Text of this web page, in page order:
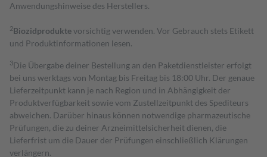
Anwendungshinweise des Herstellers.
2Biozidproduktevorsichtig verwenden. Vor Gebrauch stets Etikett
und Produktinformationen lesen.
3Die Übergabe deiner Bestellung an den Paketdienstleister erfolgt
bei uns werktags von Montag bis Freitag bis 18:00 Uhr. Der genaue
Lieferzeitpunkt kann je nach Region und in Abhängigkeit der
Produktverfügbarkeit sowie vom Zustellzeitpunkt des Spediteurs
abweichen. Darüber hinaus können notwendige pharmazeutische
Prüfungen, die zu deiner Arzneimittelsicherheit dienen, die
Lieferfrist um die Dauer der Prüfungen einschließlich Klärungen
verlängern.